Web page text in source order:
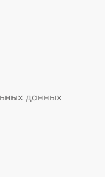
данных